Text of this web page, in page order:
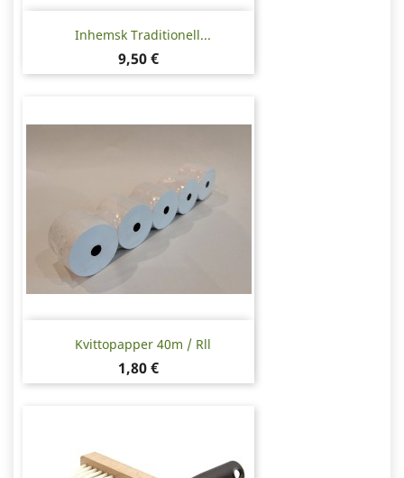
Inhemsk Traditionell...
Pris
9,50 €
Kvittopapper 40m / Rll
Pris
1,80 €